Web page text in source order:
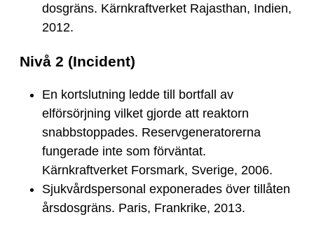
dosgräns. Kärnkraftverket Rajasthan, Indien,
2012.
Nivå 2 (Incident)
En kortslutning ledde till bortfall av
elförsörjning vilket gjorde att reaktorn
snabbstoppades. Reservgeneratorerna
fungerade inte som förväntat.
Kärnkraftverket Forsmark, Sverige, 2006.
Sjukvårdspersonal exponerades över tillåten
årsdosgräns. Paris, Frankrike, 2013.